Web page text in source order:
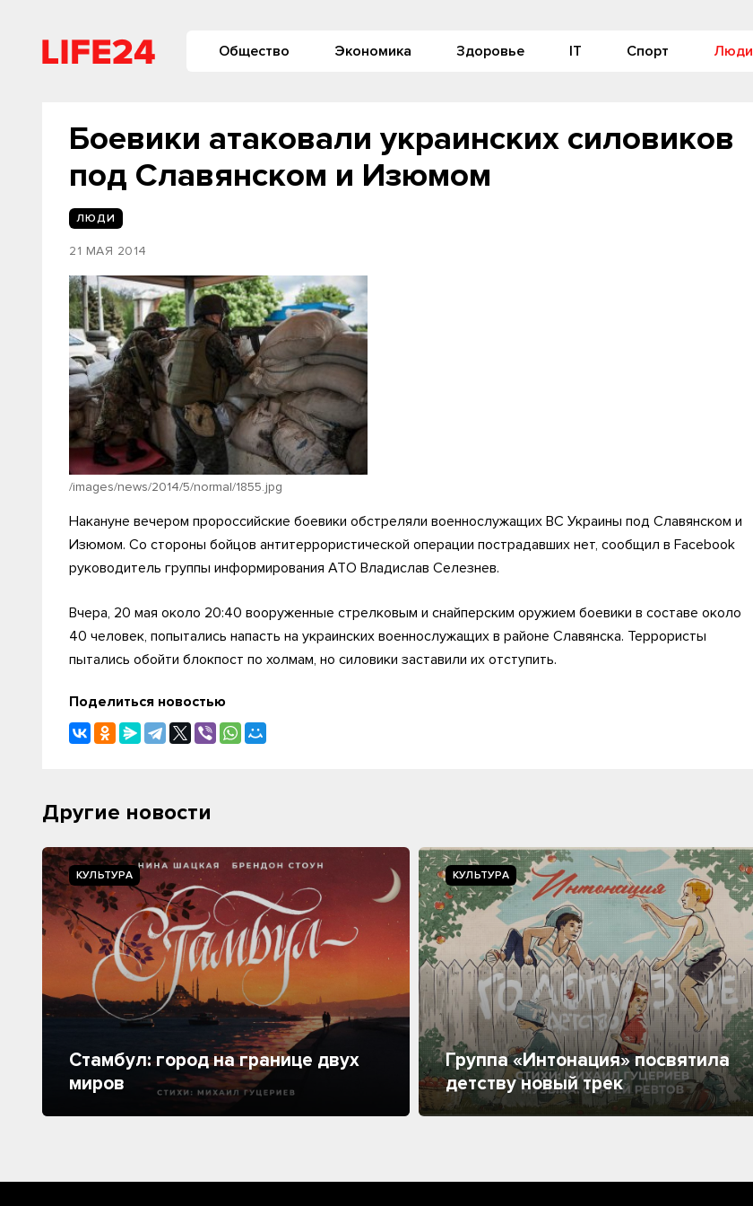
Общество Экономика Здоровье IT Спорт Люди
Боевики атаковали украинских силовиков
под Славянском и Изюмом
ЛЮДИ
21 МАЯ 2014
/images/news/2014/5/normal/1855.jpg
Накануне вечером пророссийские боевики обстреляли военнослужащих ВС Украины под Славянском и
Изюмом. Со стороны бойцов антитеррористической операции пострадавших нет, сообщил в Facebook
руководитель группы информирования АТО Владислав Селезнев.
Вчера, 20 мая около 20:40 вооруженные стрелковым и снайперским оружием боевики в составе около
40 человек, попытались напасть на украинских военнослужащих в районе Славянска. Террористы
пытались обойти блокпост по холмам, но силовики заставили их отступить.
Поделиться новостью
Другие новости
КУЛЬТУРА
Стамбул: город на границе двух
миров
КУЛЬТУРА
Группа «Интонация» посвятила
детству новый трек